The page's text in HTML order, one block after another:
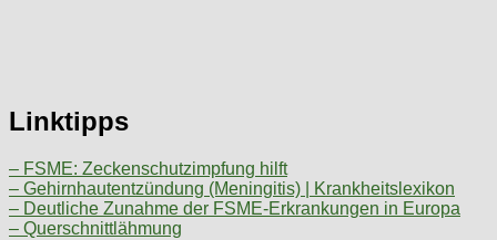
Linktipps
– FSME: Zeckenschutzimpfung hilft
– Gehirnhautentzündung (Meningitis) | Krankheitslexikon
– Deutliche Zunahme der FSME-Erkrankungen in Europa
– Querschnittlähmung